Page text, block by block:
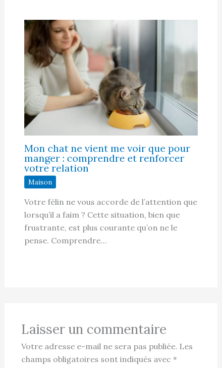
Mon chat ne vient me voir que pour
manger : comprendre et renforcer
votre relation
Maison
Votre félin ne vous accorde de l’attention que
lorsqu’il a faim ? Cette situation, bien que
frustrante, est plus courante qu’on ne le
pense. Comprendre…
Laisser un commentaire
Votre adresse e-mail ne sera pas publiée. Les
champs obligatoires sont indiqués avec *